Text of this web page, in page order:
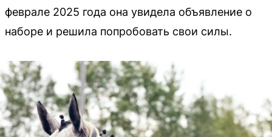
феврале 2025 года она увидела объявление о
наборе и решила попробовать свои силы.